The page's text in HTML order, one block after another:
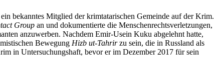
bekanntes Mitglied der krimtatarischen Gemeinde auf der Krim.
Group an und dokumentierte die Menschenrechtsverletzungen,
anzuwerben. Nachdem Emir-Usein Kuku abgelehnt hatte,
Bewegung Hizb ut-Tahrirzu sein, die in Russland als
in Untersuchungshaft, bevor er im Dezember 2017 für sein